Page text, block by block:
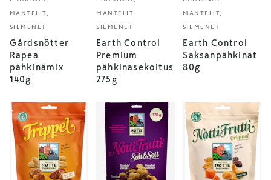
MANTELIT,
SIEMENET
Gårdsnötter
Rapea
pähkinämix
140g
MANTELIT,
SIEMENET
Earth Control
Premium
pähkinäsekoitus
275g
MANTELIT,
SIEMENET
Earth Control
Saksanpähkinät
80g